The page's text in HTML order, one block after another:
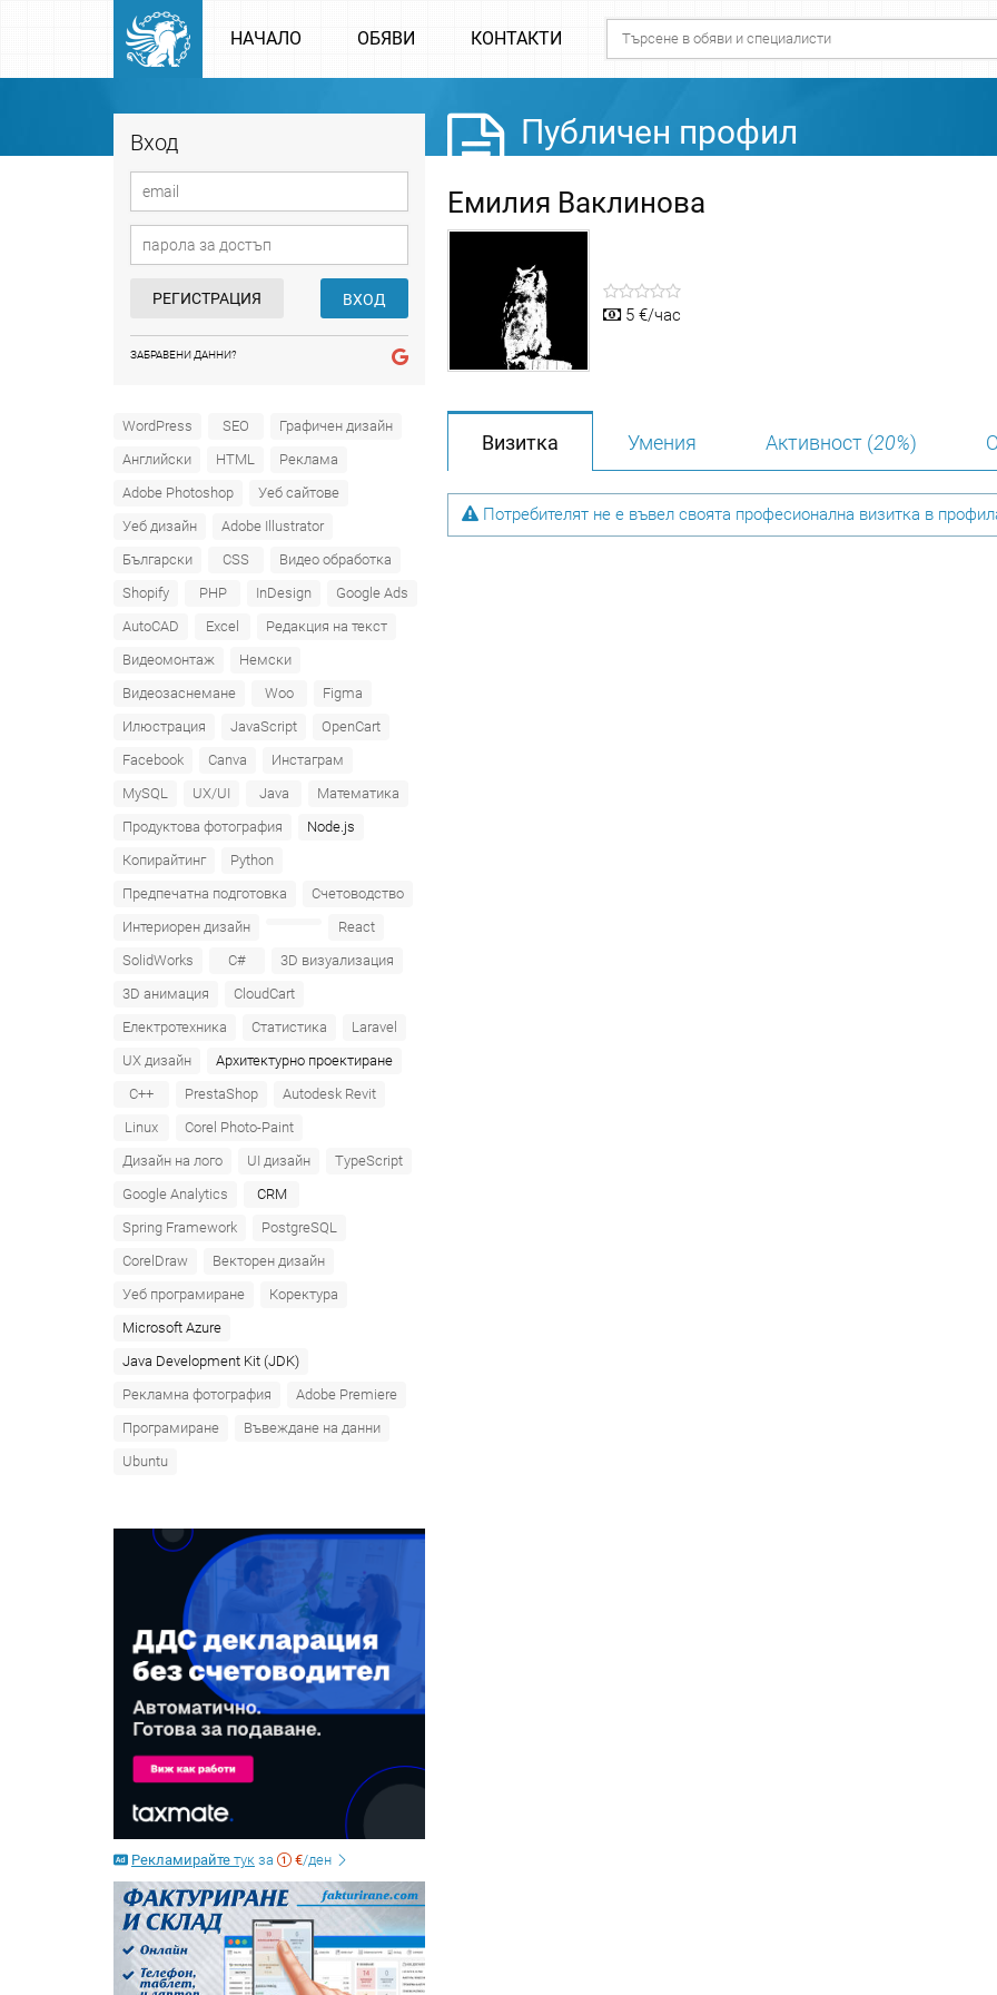
НАЧАЛО ОБЯВИ КОНТАКТИ
Вход
РЕГИСТРАЦИЯ ВХОД
ЗАБРАВЕНИ ДАННИ?
WordPress SEO
Графичен дизайн
Английски
HTML
Реклама
Adobe Photoshop
Уеб сайтове
Уеб дизайн
Adobe Illustrator
Български
CSS
Видео обработка
Shopify
PHP InDesign
Google Ads
AutoCAD
Excel
Редакция на текст
Видеомонтаж
Немски
Видеозаснемане
Woo
Figma
Илюстрация
JavaScript
OpenCart
Facebook
Canva
Инстаграм
MySQL
UX/UI Java
Математика
Продуктова фотография
Node.js
Копирайтинг
Python
Предпечатна подготовка
Счетоводство
Интериорен дизайн
React
SolidWorks
C#
3D визуализация
3D анимация
CloudCart
Електротехника
Статистика
Laravel
UX дизайн
Архитектурно проектиране
C++
PrestaShop
Autodesk Revit
Linux
Corel Photo-Paint
Дизайн на лого
UI дизайн
TypeScript
Google Analytics
CRM
Spring Framework
PostgreSQL
CorelDraw
Векторен дизайн
Уеб програмиране
Коректура
Microsoft Azure‎
Java Development Kit (JDK)
Рекламна фотография
Adobe Premiere
Програмиране
Въвеждане на данни
Ubuntu
Рекламирайте тук за €/ден
Публичен профил
Емилия Ваклинова
5 €/час
Визитка Умения Активност (20%)
Потребителят не е въвел своята професионална визитка в